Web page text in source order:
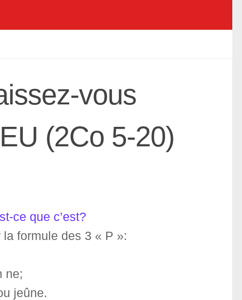
vous
(2Co 5-20)
ce que c’est?
formule des 3 « P »:
ne;
jeûne.